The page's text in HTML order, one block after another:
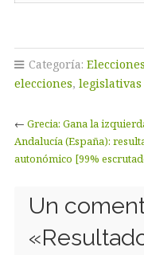
Categoría: Elecciones
elecciones, legislativas
← Grecia: Gana la
Andalucía (España):
autonómico [99%
Un
«